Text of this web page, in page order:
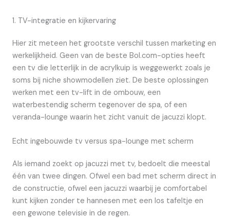
1. TV-integratie en kijkervaring
Hier zit meteen het grootste verschil tussen marketing en
werkelijkheid. Geen van de beste Bol.com-opties heeft
een tv die letterlijk in de acrylkuip is weggewerkt zoals je
soms bij niche showmodellen ziet. De beste oplossingen
werken met een tv-lift in de ombouw, een
waterbestendig scherm tegenover de spa, of een
veranda-lounge waarin het zicht vanuit de jacuzzi klopt.
Echt ingebouwde tv versus spa-lounge met scherm
Als iemand zoekt op jacuzzi met tv, bedoelt die meestal
één van twee dingen. Ofwel een bad met scherm direct in
de constructie, ofwel een jacuzzi waarbij je comfortabel
kunt kijken zonder te hannesen met een los tafeltje en
een gewone televisie in de regen.